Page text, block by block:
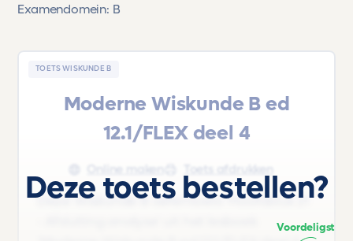
Examendomein: B
TOETS WISKUNDE B
Moderne Wiskunde B ed
12.1/FLEX deel 4
Online maken Toets afdrukken
Deze Wiskunde B oefentoets 'Hoofdstuk 21
Deze toets bestellen?
Voordeligst